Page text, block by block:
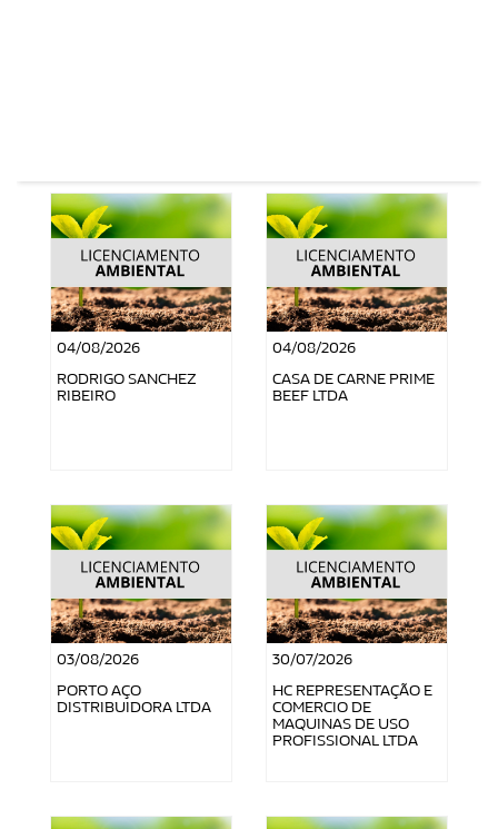
04/08/2026
RODRIGO SANCHEZ
RIBEIRO
04/08/2026
CASA DE CARNE PRIME
BEEF LTDA
03/08/2026
PORTO AÇO
DISTRIBUIDORA LTDA
30/07/2026
HC REPRESENTAÇÃO E
COMERCIO DE
MAQUINAS DE USO
PROFISSIONAL LTDA